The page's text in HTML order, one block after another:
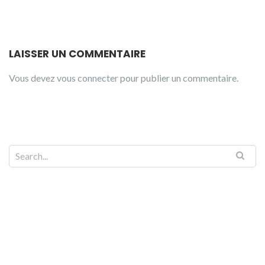
LAISSER UN COMMENTAIRE
Vous devez vous connecterpour publier un commentaire.
Search for: